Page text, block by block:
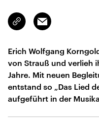
Link
kopieren/teilen
Email
Erich Wolfgang
von Strauß und verlieh
Jahre. Mit neuen
entstand so „Das Lied
aufgeführt in der